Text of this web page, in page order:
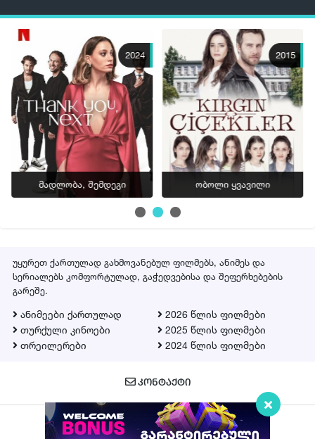
სერია 26
სერია 27
სერია 28
სერია 29
სერია 30
სერია 31
სერია 33
სერია 35
სერია 36
სერია 38
სერია 39
სერია 42
2024
მადლობა, შემდეგი
2015
ობოლი ყვავილი
უყურეთ ქართულად გახმოვანებულ ფილმებს, ანიმეს და
სერიალებს კომფორტულად, გაჭედვებისა და შეფერხებების
გარეშე.
ანიმეები ქართულად
თურქული კინოები
თრეილერები
2026 წლის ფილმები
2025 წლის ფილმები
2024 წლის ფილმები
ᲙᲝᲜᲢᲐᲥᲢᲘ